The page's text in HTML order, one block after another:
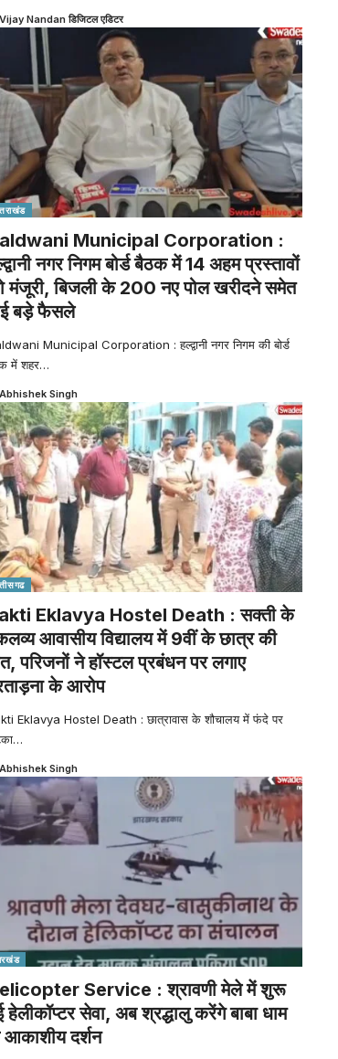
Nandan डिजिटल एडिटर
Municipal Corporation :
नगर निगम बोर्ड बैठक में 14 अहम प्रस्तावों
मंजूरी, बिजली के 200 नए पोल खरीदने समेत
बड़े फैसले
Municipal Corporation : हल्द्वानी नगर निगम की बोर्ड
में शहर…
Singh
Eklavya Hostel Death : सक्ती के
आवासीय विद्यालय में 9वीं के छात्र की
परिजनों ने हॉस्टल प्रबंधन पर लगाए
के आरोप
Eklavya Hostel Death : छात्रावास के शौचालय में फंदे पर
…
Singh
Service : श्रावणी मेले में शुरू
हेलीकॉप्टर सेवा, अब श्रद्धालु करेंगे बाबा धाम
दर्शन